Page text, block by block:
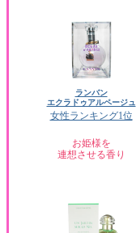
ランバン
エクラドゥアルページュ
女性ランキング1位
お姫様を
連想させる香り